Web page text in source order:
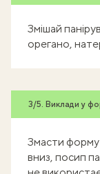
Змішай
орегано,
3/5. Виклади у
Змасти форму
вниз, посип